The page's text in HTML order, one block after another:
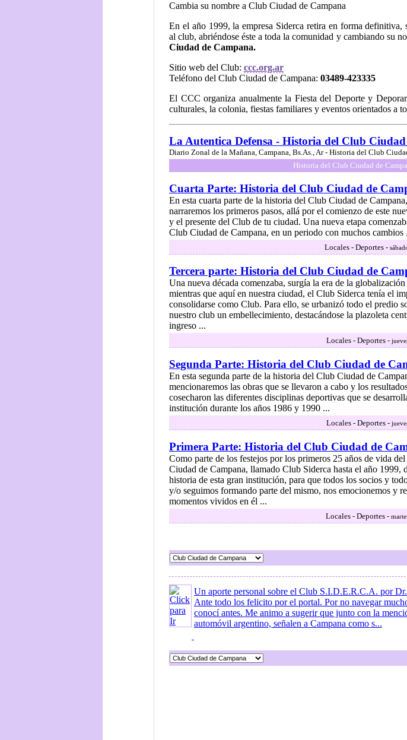
Cambia su nombre a Club Ciudad de Campana
En el año 1999, la empresa Siderca retira en forma definitiva,
al club, abriéndose éste a toda la comunidad y cambiando su
Ciudad de Campana.
Sitio web del Club: ccc.org.ar
Teléfono del Club Ciudad de Campana: 03489-423335
El CCC organiza anualmente la Fiesta del Deporte y
culturales, la colonia, fiestas familiares y eventos orientados a
La Autentica Defensa - Historia del Club
Diario Zonal de la Mañana, Campana, Bs.As., Ar - Historia del Club
Historia del Club Ciudad de
Cuarta Parte: Historia del Club Ciudad de
En esta cuarta parte de la historia del Club Ciudad de
narraremos los primeros pasos, allá por el comienzo de este
y el presente del Club de tu ciudad. Una nueva etapa
Club Ciudad de Campana, en un periodo con muchos cambios
Locales - Deportes -
Tercera parte: Historia del Club Ciudad de
Una nueva década comenzaba, surgía la era de la
mientras que aquí en nuestra ciudad, el Club Siderca tenía el
consolidarse como Club. Para ello, se urbanizó todo el predio
nuestro club un embellecimiento, destacándose la plazoleta
ingreso ...
Locales - Deportes -
Segunda Parte: Historia del Club Ciudad de
En esta segunda parte de la historia del Club Ciudad de
mencionaremos las obras que se llevaron a cabo y los
cosecharon las diferentes disciplinas deportivas que se
institución durante los años 1986 y 1990 ...
Locales - Deportes -
Primera Parte: Historia del Club Ciudad de
Como parte de los festejos por los primeros 25 años de vida
Ciudad de Campana, llamado Club Siderca hasta el año 1999,
historia de esta gran institución, para que todos los socios y
y/o seguimos formando parte del mismo, nos emocionemos y
momentos vividos en él ...
Locales - Deportes -
Un aporte personal sobre el Club S.I.D.E.R.C.A. por
Ante todo los felicito por el portal. Por no navegar
conocí antes. Me animo a sugerir que junto con la
automóvil argentino, señalen a Campana como s...